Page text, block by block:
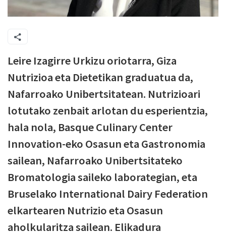
Leire Izagirre Urkizu oriotarra, Giza
Nutrizioa eta Dietetikan graduatua da,
Nafarroako Unibertsitatean. Nutrizioari
lotutako zenbait arlotan du esperientzia,
hala nola, Basque Culinary Center
Innovation-eko Osasun eta Gastronomia
sailean, Nafarroako Unibertsitateko
Bromatologia saileko laborategian, eta
Bruselako International Dairy Federation
elkartearen Nutrizio eta Osasun
aholkularitza sailean. Elikadura